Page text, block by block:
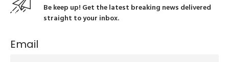
Be keep up! Get the latest breaking news delivered
straight to your inbox.
Email